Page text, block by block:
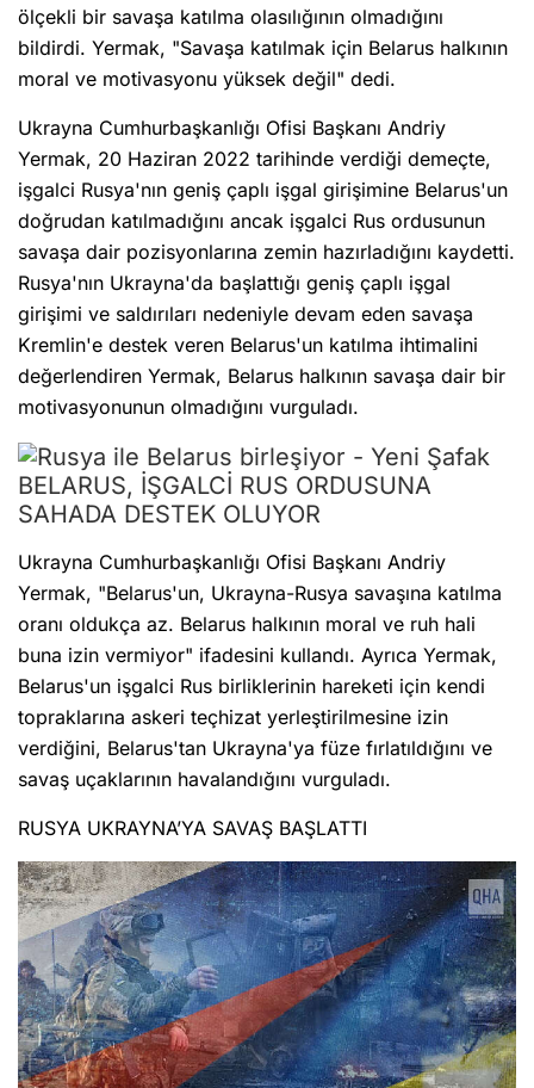
ölçekli bir savaşa katılma olasılığının olmadığını
bildirdi. Yermak, "Savaşa katılmak için Belarus halkının
moral ve motivasyonu yüksek değil" dedi.
Ukrayna Cumhurbaşkanlığı Ofisi Başkanı Andriy
Yermak, 20 Haziran 2022 tarihinde verdiği demeçte,
işgalci Rusya'nın geniş çaplı işgal girişimine Belarus'un
doğrudan katılmadığını ancak işgalci Rus ordusunun
savaşa dair pozisyonlarına zemin hazırladığını kaydetti.
Rusya'nın Ukrayna'da başlattığı geniş çaplı işgal
girişimi ve saldırıları nedeniyle devam eden savaşa
Kremlin'e destek veren Belarus'un katılma ihtimalini
değerlendiren Yermak, Belarus halkının savaşa dair bir
motivasyonunun olmadığını vurguladı.
BELARUS, İŞGALCİ RUS ORDUSUNA
SAHADA DESTEK OLUYOR
Ukrayna Cumhurbaşkanlığı Ofisi Başkanı Andriy
Yermak, "Belarus'un, Ukrayna-Rusya savaşına katılma
oranı oldukça az. Belarus halkının moral ve ruh hali
buna izin vermiyor" ifadesini kullandı. Ayrıca Yermak,
Belarus'un işgalci Rus birliklerinin hareketi için kendi
topraklarına askeri teçhizat yerleştirilmesine izin
verdiğini, Belarus'tan Ukrayna'ya füze fırlatıldığını ve
savaş uçaklarının havalandığını vurguladı.
RUSYA UKRAYNA’YA SAVAŞ BAŞLATTI